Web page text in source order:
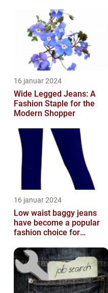
16 januar 2024
Wide Legged Jeans: A
Fashion Staple for the
Modern Shopper
16 januar 2024
Low waist baggy jeans
have become a popular
fashion choice for
comfort without...